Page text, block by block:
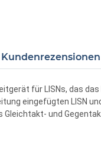
Kundenrezensionen
für LISNs, das
eingefügten LISN
Gleichtakt- und